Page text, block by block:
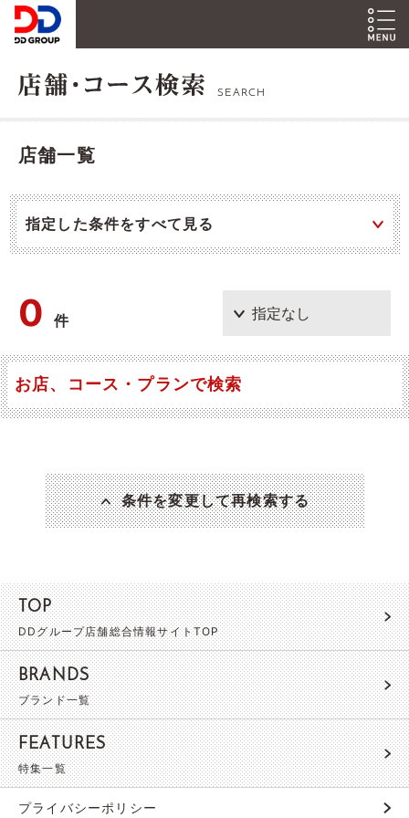
SEARCH
店舗一覧
指定した条件をすべて見る
0件
お店、コース・プランで検索
条件を変更して再検索する
TOP
DDグループ店舗総合情報サイトTOP
BRANDS
ブランド一覧
FEATURES
特集一覧
プライバシーポリシー